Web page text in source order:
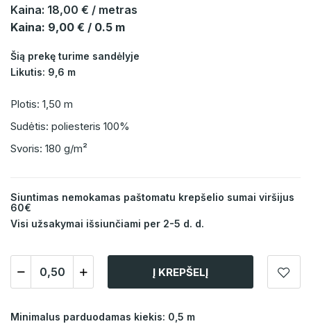
Kaina: 18,00 € / metras
Kaina: 9,00 € / 0.5 m
Šią prekę turime sandėlyje
Likutis: 9,6 m
Plotis: 1,50 m
Sudėtis: poliesteris 100%
Svoris: 180 g/m²
Siuntimas nemokamas paštomatu krepšelio sumai viršijus
60€
Visi užsakymai išsiunčiami per 2-5 d. d.
Į KREPŠELĮ
Minimalus parduodamas kiekis: 0,5 m